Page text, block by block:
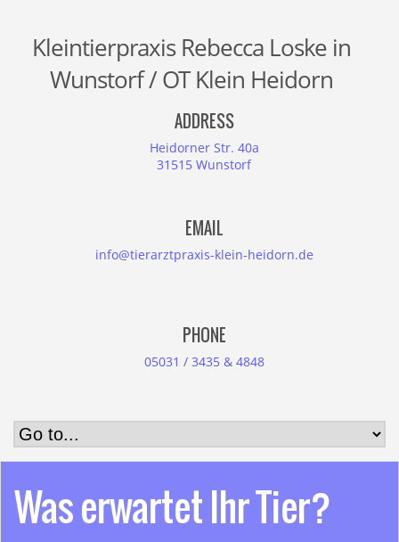
Kleintierpraxis Rebecca Loske in
Wunstorf / OT Klein Heidorn
ADDRESS
Heidorner Str. 40a
31515 Wunstorf
EMAIL
info@tierarztpraxis-klein-heidorn.de
PHONE
05031 / 3435 & 4848
Was erwartet Ihr Tier?